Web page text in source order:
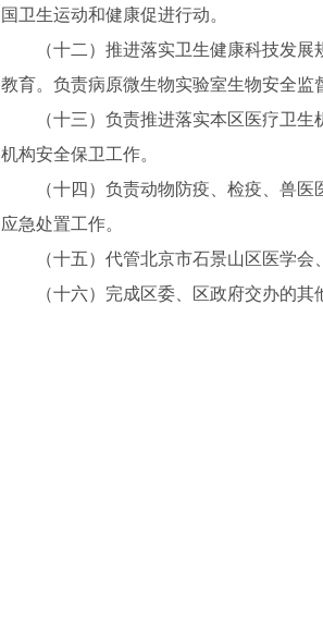
国卫生运动和健康促进行动。
（十二） 推进落实卫生健康科技发
教育。负责病原微生物实验室生物安全监
（十三）负责推进落实本区医疗卫
机构安全保卫工作。
（十四）负责动物防疫、检疫、兽
应急处置工作。
（十五） 代管北京市石景山区医学会
（十六）完成区委、区政府交办的其